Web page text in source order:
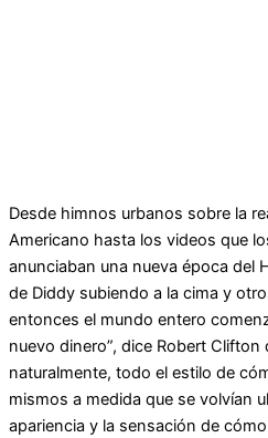
Desde himnos urbanos sobre la
Americano hasta los videos que
anunciaban una nueva época del
de Diddy subiendo a la cima y
entonces el mundo entero
nuevo dinero”, dice Robert
naturalmente, todo el estilo de
mismos a medida que se volvían
apariencia y la sensación de